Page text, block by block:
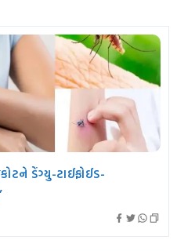
ડેંગ્યુ-ટાઈફોઈડ-